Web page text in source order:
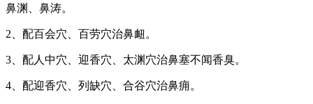
鼻渊、鼻涛。
2、配百会穴、百劳穴治鼻衄。
3、配人中穴、迎香穴、太渊穴治鼻塞不闻香臭。
4、配迎香穴、列缺穴、合谷穴治鼻痈。